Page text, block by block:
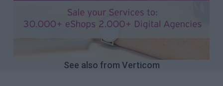
See also from Verticom